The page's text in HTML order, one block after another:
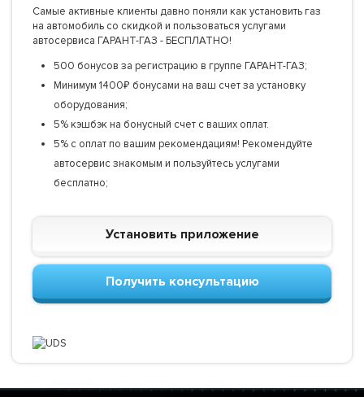
Самые активные клиенты давно поняли как установить газ
на автомобиль со скидкой и пользоваться услугами
автосервиса ГАРАНТ-ГАЗ - БЕСПЛАТНО!
500 бонусов за регистрацию в группе ГАРАНТ-ГАЗ;
Минимум 1400₽ бонусами на ваш счет за установку
оборудования;
5% кэшбэк на бонусный счет с ваших оплат.
5% с оплат по вашим рекомендациям! Рекомендуйте
автосервис знакомым и пользуйтесь услугами
бесплатно;
Установить приложение
Получить консультацию